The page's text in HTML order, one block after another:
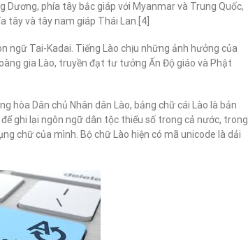
phía tây bắc giáp với Myanmar và Trung Quốc,
tây và tây nam giáp Thái Lan.[4]
ngữ Tai-Kadai. Tiếng Lào chịu những ảnh hưởng của
gia Lào, truyền đạt tư tưởng Ấn Độ giáo và Phật
hòa Dân chủ Nhân dân Lào, bảng chữ cái Lào là bản
ghi lại ngôn ngữ dân tộc thiểu số trong cả nước, trong
chữ của mình. Bộ chữ Lào hiện có mã unicode là dải